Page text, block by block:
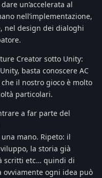
un’accelerata al
nell’implementazione,
nel design dei dialoghi
Creator sotto Unity:
basta conoscere AC
il nostro gioco è molto
particolari.
a far parte del
mano. Ripeto: il
la storia già
scritti etc… quindi di
ovviamente ogni idea può